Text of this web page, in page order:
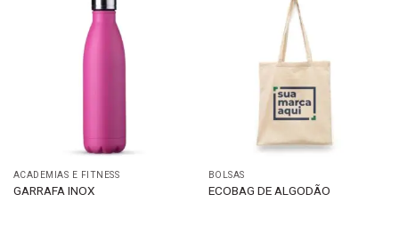
ACADEMIAS E FITNESS
GARRAFA INOX
BOLSAS
ECOBAG DE ALGODÃO